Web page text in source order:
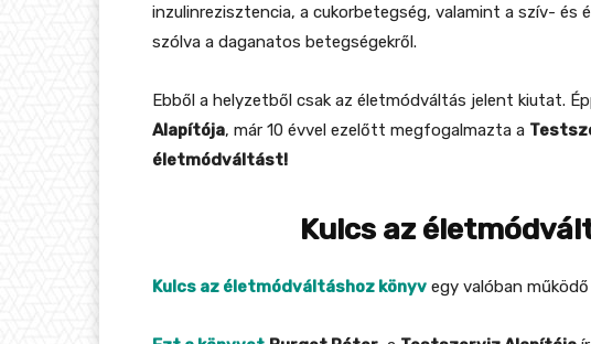
inzulinrezisztencia, a cukorbetegség, valamint a szív- és
szólva a daganatos betegségekről.
Ebből a helyzetből csak az életmódváltás jelent kiutat.
Alapítója, már 10 évvel ezelőtt megfogalmazta a
életmódváltást!
Kulcs az
Kulcs az életmódváltáshoz könyv egy valóban